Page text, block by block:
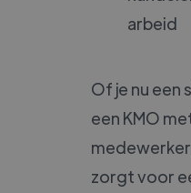
arbeid
Of je nu
een KMO
zorgt voor